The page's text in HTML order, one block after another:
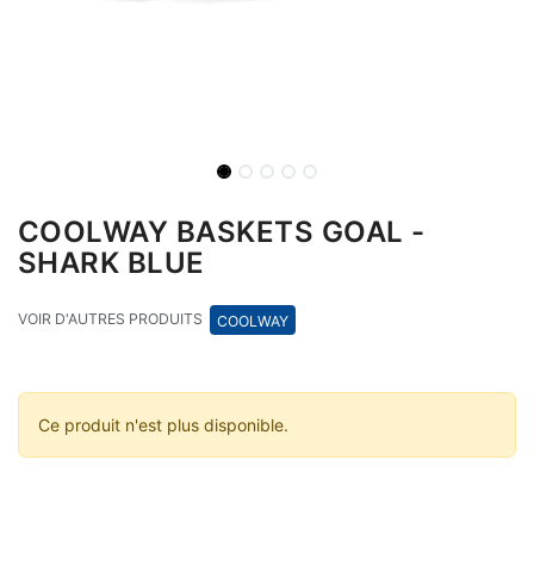
COOLWAY BASKETS GOAL -
SHARK BLUE
VOIR D'AUTRES PRODUITS COOLWAY
Ce produit n'est plus disponible.